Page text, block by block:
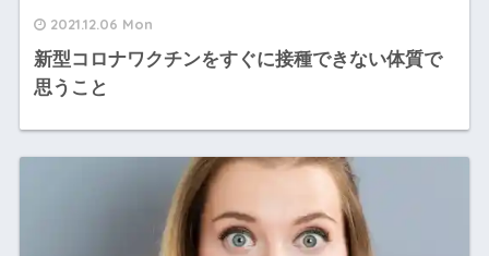
2021.12.06 Mon
新型コロナワクチンをすぐに接種できない体質で
思うこと